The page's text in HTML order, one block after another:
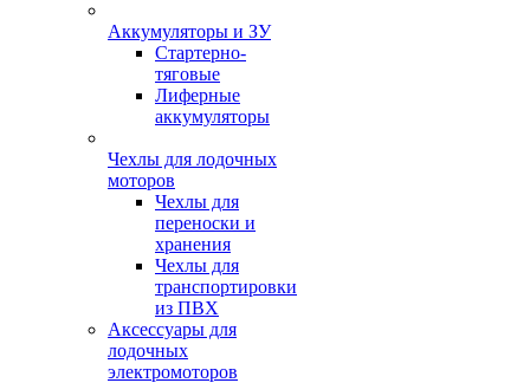
Аккумуляторы и ЗУ
Стартерно-
тяговые
Лиферные
аккумуляторы
Чехлы для лодочных
моторов
Чехлы для
переноски и
хранения
Чехлы для
транспортировки
из ПВХ
Аксессуары для
лодочных
электромоторов